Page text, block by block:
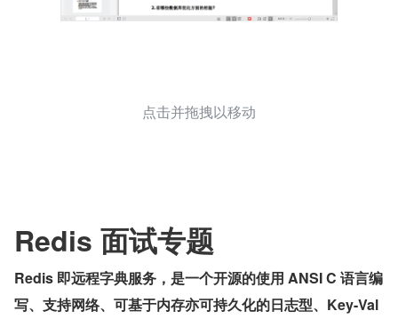
点击并拖拽以移动
Redis 面试专题
Redis 即远程字典服务，是一个开源的使用 ANSI C 语言编
写、支持网络、可基于内存亦可持久化的日志型、Key-Val